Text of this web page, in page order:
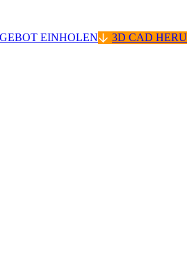
EINHOLEN 3D CAD